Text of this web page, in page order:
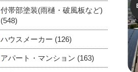
付帯部塗装(雨樋・破風板など)
(548)
ハウスメーカー (126)
アパート・マンション (163)